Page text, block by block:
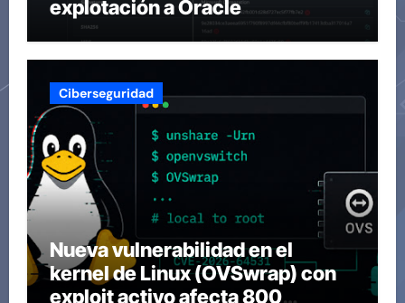
explotación a Oracle
Ciberseguridad
Nueva vulnerabilidad en el
kernel de Linux (OVSwrap) con
exploit activo afecta 800